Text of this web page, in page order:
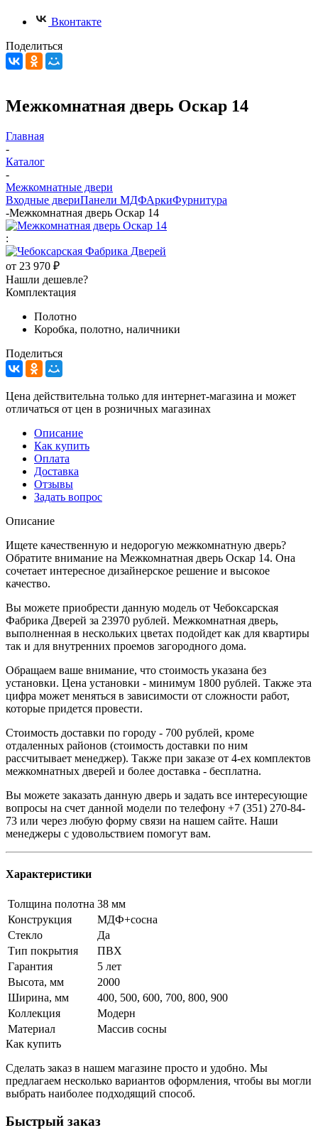
Вконтакте
Поделиться
Межкомнатная дверь Оскар 14
Главная
-
Каталог
-
Межкомнатные двери
Входные двериПанели МДФАркиФурнитура
-Межкомнатная дверь Оскар 14
:
от 23 970 ₽
Нашли дешевле?
Комплектация
Полотно
Коробка, полотно, наличники
Поделиться
Цена действительна только для интернет-магазина и может
отличаться от цен в розничных магазинах
Описание
Как купить
Оплата
Доставка
Отзывы
Задать вопрос
Описание
Ищете качественную и недорогую межкомнатную дверь?
Обратите внимание на Межкомнатная дверь Оскар 14. Она
сочетает интересное дизайнерское решение и высокое
качество.
Вы можете приобрести данную модель от Чебоксарская
Фабрика Дверей за 23970 рублей. Межкомнатная дверь,
выполненная в нескольких цветах подойдет как для квартиры
так и для внутренних проемов загородного дома.
Обращаем ваше внимание, что стоимость указана без
установки. Цена установки - минимум 1800 рублей. Также эта
цифра может меняться в зависимости от сложности работ,
которые придется провести.
Стоимость доставки по городу - 700 рублей, кроме
отдаленных районов (стоимость доставки по ним
рассчитывает менеджер). Также при заказе от 4-ех комплектов
межкомнатных дверей и более доставка - бесплатна.
Вы можете заказать данную дверь и задать все интересующие
вопросы на счет данной модели по телефону +7 (351) 270-84-
73 или через любую форму связи на нашем сайте. Наши
менеджеры с удовольствием помогут вам.
Характеристики
Толщина полотна 38 мм
Конструкция
МДФ+сосна
Стекло
Да
Тип покрытия
ПВХ
Гарантия
5 лет
Высота, мм
2000
Ширина, мм
400, 500, 600, 700, 800, 900
Коллекция
Модерн
Материал
Массив сосны
Как купить
Сделать заказ в нашем магазине просто и удобно. Мы
предлагаем несколько вариантов оформления, чтобы вы могли
выбрать наиболее подходящий способ.
Быстрый заказ